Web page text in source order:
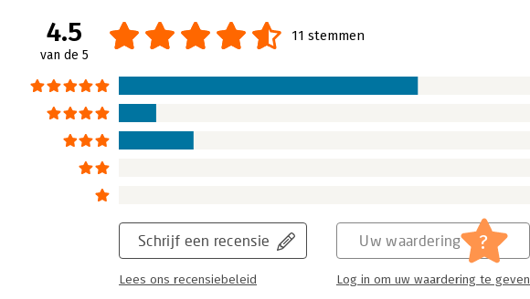
4.5
van de 5
11 stemmen
Schrijf een recensie
Lees ons recensiebeleid
Uw waardering ?
Log in om uw waardering te geven